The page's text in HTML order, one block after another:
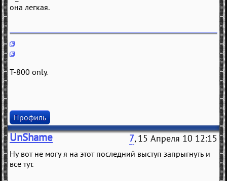
она легкая.
T-800 only.
Профиль
UnShame 7, 15 Апреля 10 12:15
Ну вот не могу я на этот последний выступ запрыгнуть и
все тут.